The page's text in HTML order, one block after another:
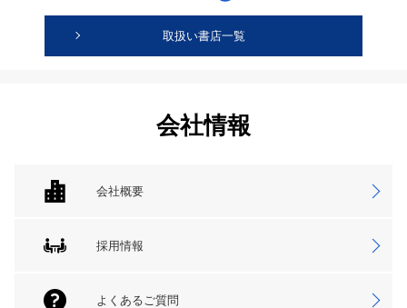
取扱い書店一覧
会社情報
会社概要
採用情報
よくあるご質問